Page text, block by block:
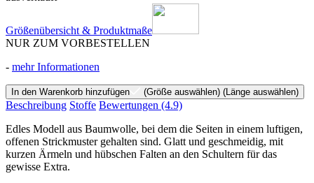
Größenübersicht & Produktmaße
NUR ZUM VORBESTELLEN
- mehr Informationen
In den Warenkorb hinzufügen (Größe auswählen) (Länge auswählen)
Beschreibung Stoffe Bewertungen (4.9)
Edles Modell aus Baumwolle, bei dem die Seiten in einem luftigen,
offenen Strickmuster gehalten sind. Glatt und geschmeidig, mit
kurzen Ärmeln und hübschen Falten an den Schultern für das
gewisse Extra.